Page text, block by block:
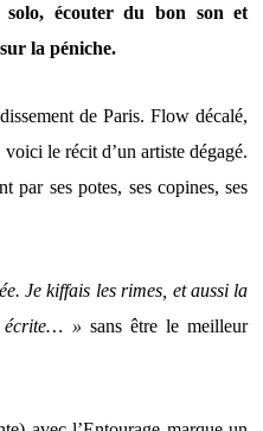
écouter du bon son et
la péniche.
de Paris. Flow décalé,
le récit d’un artiste dégagé.
par ses potes, ses copines, ses
Je kiffais les rimes, et aussi la
écrite… » sans être le meilleur